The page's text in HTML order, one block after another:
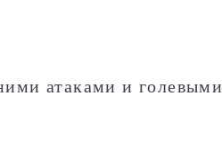
атаками и голевыми